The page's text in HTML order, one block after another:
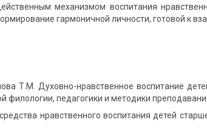
механизмом воспитания
гармоничной личности, готовой к
Т.М. Духовно-нравственное воспитание
филологии, педагогики и методики
нравственного воспитания детей